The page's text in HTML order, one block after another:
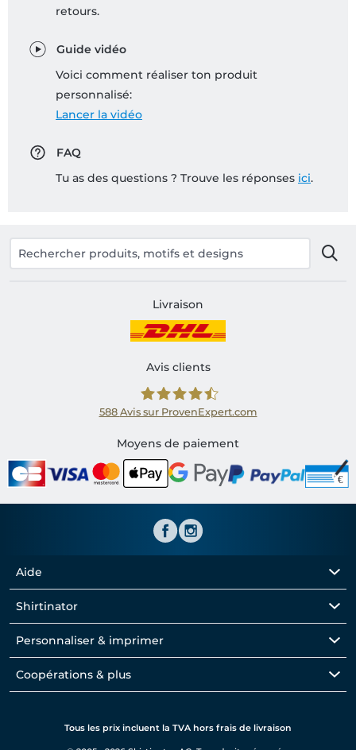
retours.
Guide vidéo
Voici comment réaliser ton produit
personnalisé:
Lancer la vidéo
FAQ
Tu as des questions ? Trouve les réponses ici.
Livraison
Avis clients
Shirtinator FR
588 Avis sur ProvenExpert.com
Moyens de paiement
Aide
Shirtinator
Personnaliser & imprimer
Coopérations & plus
Tous les prix incluent la TVA hors frais de livraison